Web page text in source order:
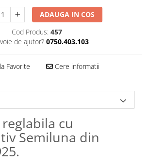
Naturale
ADAUGA IN COS
Cod Produs: 457
de ajutor? 0750.403.103
Favorite Cere informatii
cu
Semiluna din